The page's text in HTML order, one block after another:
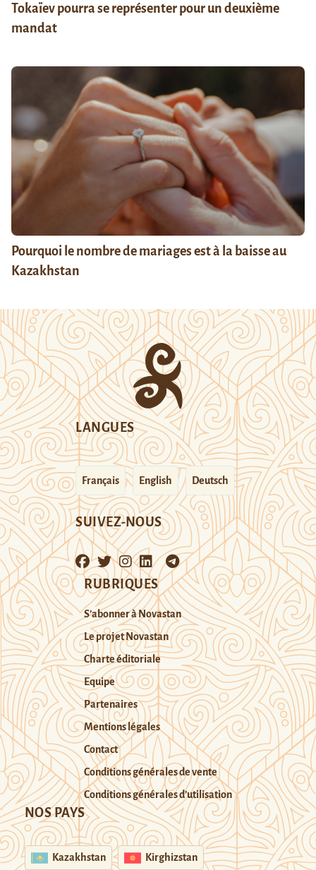
Tokaïev pourra se représenter pour un deuxième
mandat
Pourquoi le nombre de mariages est à la baisse au
Kazakhstan
LANGUES
Français English Deutsch
SUIVEZ-NOUS
RUBRIQUES
S’abonner à Novastan
Le projet Novastan
Charte éditoriale
Equipe
Partenaires
Mentions légales
Contact
Conditions générales de vente
Conditions générales d’utilisation
NOS PAYS
Kazakhstan Kirghizstan